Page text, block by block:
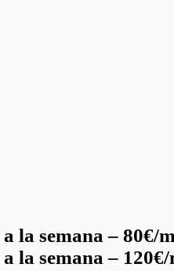
a la semana – 80€/
a la semana – 120€/